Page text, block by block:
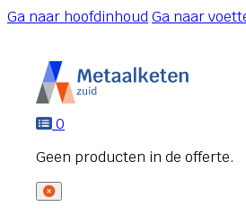
Ga naar hoofdinhoudGa naar
0